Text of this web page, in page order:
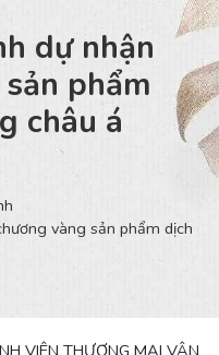
dự nhận
phẩm
châu á
vàng sản phẩm dịch
VIÊN THƯƠNG MẠI VÂN